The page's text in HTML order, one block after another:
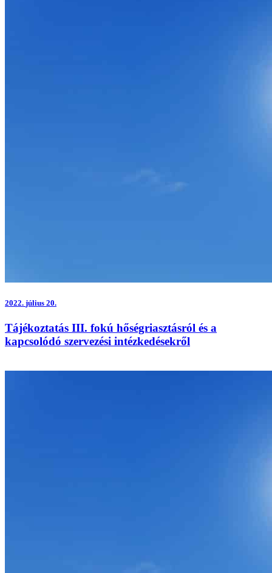
2022. július 20.
Tájékoztatás III. fokú hőségriasztásról és a
kapcsolódó szervezési intézkedésekről